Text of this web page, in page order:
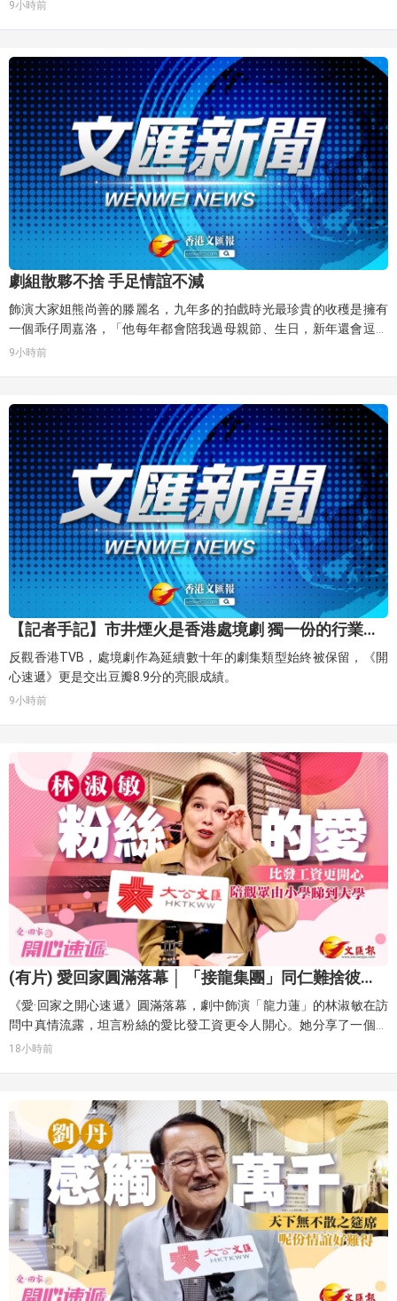
9小時前
劇組散夥不捨 手足情誼不減
飾演大家姐熊尚善的滕麗名，九年多的拍戲時光最珍貴的收穫是擁有
一個乖仔周嘉洛，「他每年都會陪我過母親節、生日，新年還會逗利
是。」滕麗名希望散夥之後，周嘉洛可以忙一些、繼續有作品，「遙
9小時前
【記者手記】市井煙火是香港處境劇 獨一份的行業答
卷
反觀香港TVB，處境劇作為延續數十年的劇集類型始終被保留，《開
心速遞》更是交出豆瓣8.9分的亮眼成績。
9小時前
(有片) 愛回家圓滿落幕 │ 「接龍集團」同仁難捨彼此
情誼 笑中有淚告別觀眾
《愛·回家之開心速遞》圓滿落幕，劇中飾演「龍力蓮」的林淑敏在訪
問中真情流露，坦言粉絲的愛比發工資更令人開心。她分享了一個難
忘經歷，有次在餐廳遇到一名高大帥氣的服務生，對方告訴她自己從9
予娛樂，直至他們投身社會，感覺非常夢幻。
18小時前